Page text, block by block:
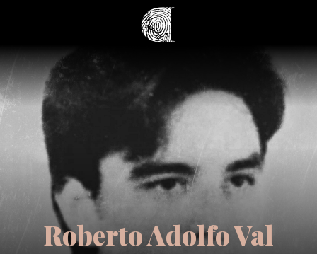
Roberto Adolfo Val